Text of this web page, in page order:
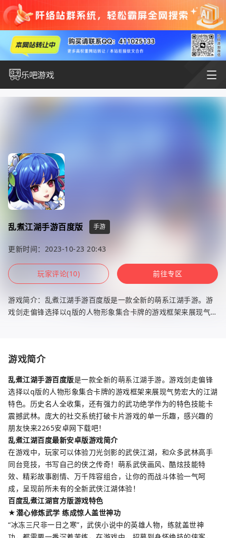
乱煮江湖手游百度版 手游
更新时间：2023-10-23 20:43
玩家评论(10) 前往专区
游戏简介：乱煮江湖手游百度版是一款全新的萌系江湖手游。游
戏剑走偏锋选择以q版的人物形象集合卡牌的游戏框架来展现气势
游戏简介
乱煮江湖手游百度版是一款全新的萌系江湖手游。游戏剑走偏锋
选择以q版的人物形象集合卡牌的游戏框架来展现气势宏大的江湖
特色。历史名人全收集，还有强力的武功绝学作为的特色技能卡
震撼武林。庞大的社交系统打破卡片游戏的单一乐趣，感兴趣的
朋友快来2265安卓网下载吧！
乱煮江湖百度最新安卓版游戏简介
在游戏中，玩家可以体验刀光剑影的武侠江湖，和众多武林高手
同台竞技，书写自己的侠之传奇！萌系武侠画风、酷炫技能特
效、精彩故事剧情、万千阵容组合，让你的而战斗体验一气呵
成，呈现前所未有的全新武侠江湖体验！
百度乱煮江湖官方版游戏特色
★潜心修炼武学 练成惊人盖世神功
“冰冻三尺非一日之寒”，武侠小说中的英雄人物，练就盖世神